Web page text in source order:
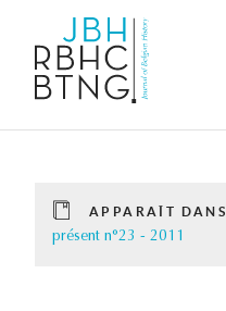
APPARAÎT DANS
présent n°23 - 2011